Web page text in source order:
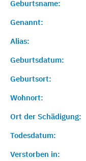
Geburtsname:
Genannt:
Alias:
Geburtsdatum:
Geburtsort:
Wohnort:
Ort der Schädigung:
Todesdatum:
Verstorben in: